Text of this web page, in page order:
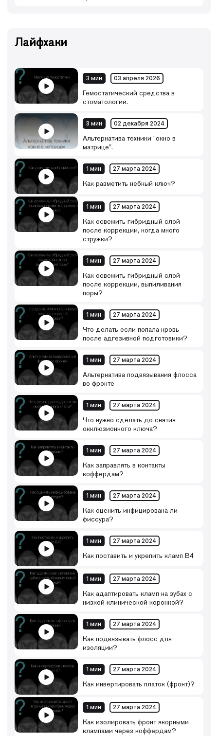
Лайфхаки
3 мин 03 апреля 2026
Гемостатический средства в
стоматологии.
3 мин 02 декабря 2024
Альтернатива техники "окно в
матрице".
1 мин 27 марта 2024
Как разметить небный ключ?
1 мин 27 марта 2024
Как освежить гибридный слой
после коррекции, когда много
стружки?
1 мин 27 марта 2024
Как освежить гибридный слой
после коррекции, выпиливания
поры?
1 мин 27 марта 2024
Что делать если попала кровь
после адгезивной подготовики?
1 мин 27 марта 2024
Альтернатива подвязывания флосса
во фронте
1 мин 27 марта 2024
Что нужно сделать до снятия
окклюзионного ключа?
1 мин 27 марта 2024
Как заправлять в контакты
коффердам?
1 мин 27 марта 2024
Как оценить инфицирована ли
фиссура?
1 мин 27 марта 2024
Как поставить и укрепить кламп B4
1 мин 27 марта 2024
Как адаптировать кламп на зубах с
низкой клинической коронкой?
1 мин 27 марта 2024
Как подвязывать флосс для
изоляции?
1 мин 27 марта 2024
Как инвертировать платок (фронт)?
1 мин 27 марта 2024
Как изолировать фронт якорными
клампами через коффердам?